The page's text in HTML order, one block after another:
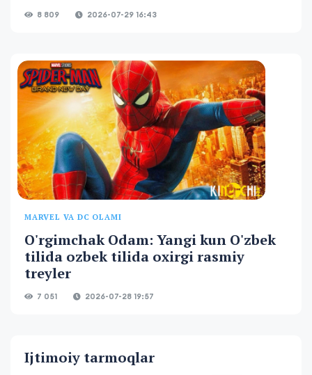
8 809 2026-07-29 16:43
MARVEL VA DC OLAMI
O'rgimchak Odam: Yangi kun O'zbek
tilida ozbek tilida oxirgi rasmiy
treyler
7 051 2026-07-28 19:57
Ijtimoiy tarmoqlar